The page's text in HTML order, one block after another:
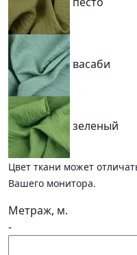
васаби
зеленый
Цвет ткани может
Вашего монитора.
Метраж, м.
-